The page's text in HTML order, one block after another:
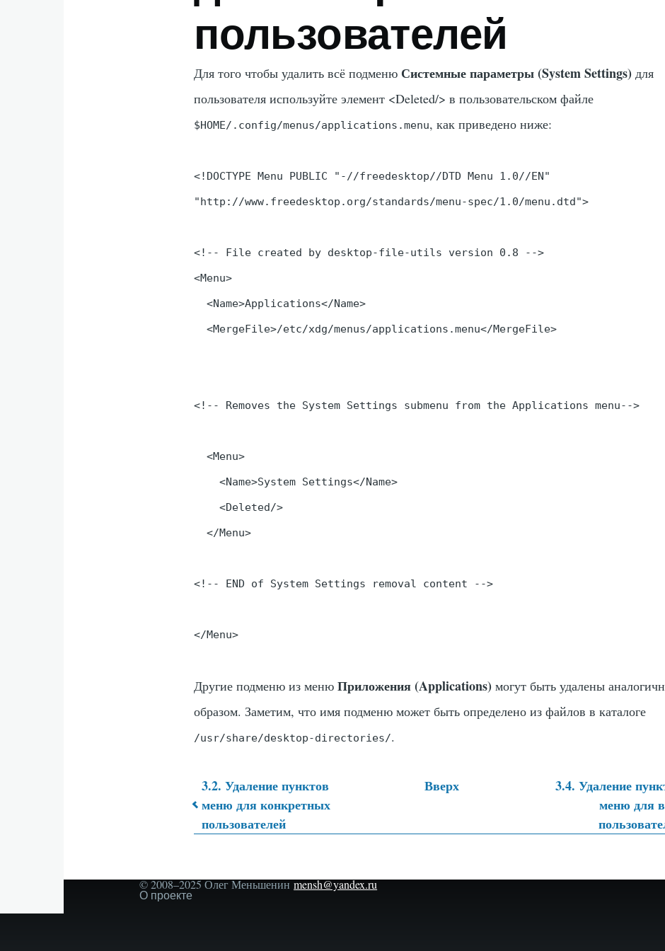
пользователей
Для того чтобы удалить всё подменю Системные параметры (System Settings) для
пользователя используйте элемент <Deleted/> в пользовательском файле
$HOME/.config/menus/applications.menu, как приведено ниже:
<!DOCTYPE Menu PUBLIC "-//freedesktop//DTD Menu 1.0//EN"
"http://www.freedesktop.org/standards/menu-spec/1.0/menu.dtd">
<!-- File created by desktop-file-utils version 0.8 -->
<Menu>
  <Name>Applications</Name>
  <MergeFile>/etc/xdg/menus/applications.menu</MergeFile>
<!-- Removes the System Settings submenu from the Applications menu-->
  <Menu>
    <Name>System Settings</Name>
    <Deleted/>
  </Menu>
<!-- END of System Settings removal content -->
</Menu>
Другие подменю из менюПриложения (Applications) могут быть удалены
образом. Заметим, что имя подменю может быть определено из файлов в каталоге
/usr/share/desktop-directories/.
Перекрёстные
книги
3.2. Удаление пунктов
меню для конкретных
пользователей
Вверх
3.4. Удаление
меню для
Secondary
О проекте
© 2008–2025 Олег Меньшенинmensh@yandex.ru